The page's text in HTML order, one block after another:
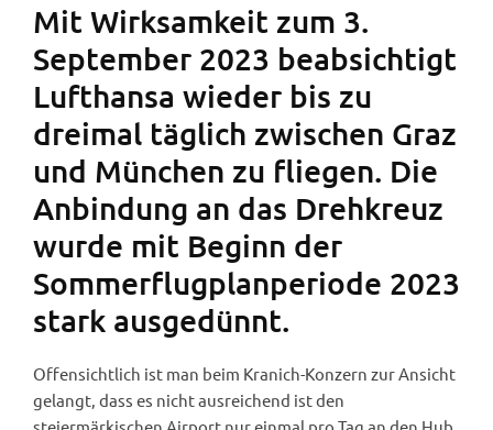
Mit Wirksamkeit zum 3.
September 2023 beabsichtigt
Lufthansa wieder bis zu
dreimal täglich zwischen Graz
und München zu fliegen. Die
Anbindung an das Drehkreuz
wurde mit Beginn der
Sommerflugplanperiode 2023
stark ausgedünnt.
Offensichtlich ist man beim Kranich-Konzern zur Ansicht
gelangt, dass es nicht ausreichend ist den